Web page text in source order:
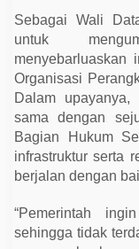
Sebagai Wali
untuk
menyebarluaskan
Organisasi
Dalam
sama dengan
Bagian Hukum
infrastruktur serta
berjalan dengan
“Pemerintah
sehingga tidak